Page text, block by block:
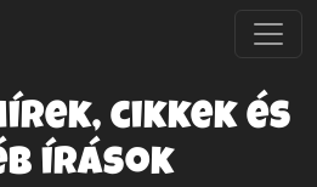
cikkek és
írások